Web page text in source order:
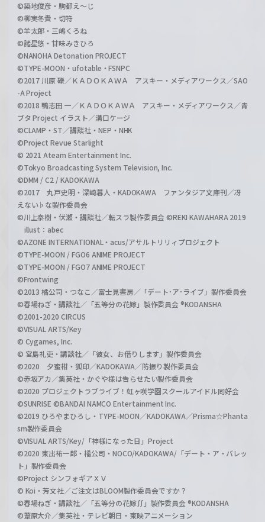
©築地俊彦・駒都え～じ
©柳実冬貴・切符
©羊太郎・三嶋くろね
©諸星悠・甘味みきひろ
©NANOHA Detonation PROJECT
©TYPE-MOON・ufotable・FSNPC
©2017 川原 礫／ＫＡＤＯＫＡＷＡ アスキー・メディアワークス／SAO
-A Project
©2018 鴨志田 一／ＫＡＤＯＫＡＷＡ アスキー・メディアワークス／青
ブタ Project イラスト／溝口ケージ
©CLAMP・ST／講談社・NEP・NHK
©Project Revue Starlight
© 2021 Ateam Entertainment Inc.
©Tokyo Broadcasting System Television, Inc.
©DMM / C2 / KADOKAWA
©2017 丸戸史明・深崎暮人・KADOKAWA ファンタジア文庫刊／冴
えない♭な製作委員会
©川上泰樹・伏瀬・講談社／転スラ製作委員会 ©REKI KAWAHARA 2019
illust：abec
©AZONE INTERNATIONAL・acus/アサルトリリィプロジェクト
©TYPE-MOON / FGO6 ANIME PROJECT
©TYPE-MOON / FGO7 ANIME PROJECT
©Frontwing
©2013 橘公司・つなこ／富士見書房／「デート･ア･ライブ」製作委員会
©春場ねぎ・講談社／「五等分の花嫁」製作委員会 ®KODANSHA
©2001-2020 CIRCUS
©VISUAL ARTS/Key
© Cygames, Inc.
© 宮島礼吏・講談社／「彼女、お借りします」製作委員会
©2020 夕蜜柑・狐印／KADOKAWA／防振り製作委員会
©赤坂アカ／集英社・かぐや様は告らせたい製作委員会
©2020 プロジェクトラブライブ！虹ヶ咲学園スクールアイドル同好会
©SUNRISE ©BANDAI NAMCO Entertainment Inc.
©2019 ひろやまひろし・TYPE-MOON／KADOKAWA／Prisma☆Phanta
sm製作委員会
©VISUAL ARTS/Key/「神様になった日」Project
©2020 東出祐一郎・橘公司・NOCO/KADOKAWA/「デート・ア・バレッ
ト」製作委員会
©Project シンフォギアＸＶ
© Koi・芳文社／ご注文はBLOOM製作委員会ですか？
©春場ねぎ・講談社／「五等分の花嫁∬」製作委員会 ®KODANSHA
©葦原大介／集英社・テレビ朝日・東映アニメーション